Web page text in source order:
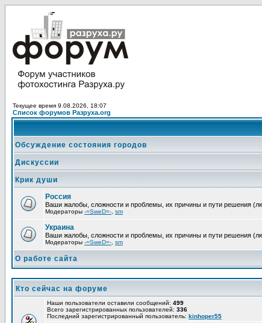
Текущее время 9.08.2026, 18:07
Список форумов Разруха.org
Обсуждение состояния городов
Дискуссии
Крик души
Россия
Ваши жалобы, сложности и проблемы, их причины и пути решения
Модераторы -=SweD=- sm
Украина
Ваши жалобы, сложности и проблемы, их причины и пути решения
Модераторы -=SweD=- sm
О работе сайта
Кто сейчас на форуме
Наши пользователи оставили сообщений: 499
Всего зарегистрированных пользователей: 336
Последний зарегистрированный пользователь: kinhoper55